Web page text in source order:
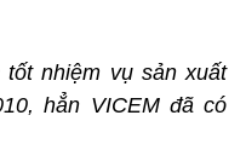
nhiệm vụ sản xuất
hẳn VICEM đã có